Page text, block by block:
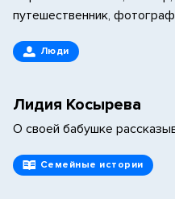
путешественник, фотограф
Люди
Лидия Косырева
О своей бабушке
Семейные истории